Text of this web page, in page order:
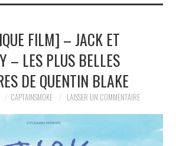
FILM] – JACK ET
– LES PLUS BELLES
DE QUENTIN BLAKE
CAPTAINSMOKE LAISSER UN COMMENTAIRE